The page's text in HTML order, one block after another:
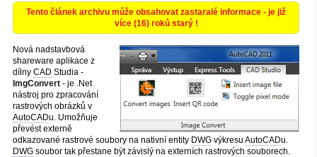
Tento článek archivu může obsahovat zastaralé informace - je již
více (16) roků starý !
Nová nadstavbová
shareware aplikace z
dílny CAD Studia -
ImgConvert - je .Net
nástroj pro zpracování
rastrových obrázků v
AutoCADu. Umožňuje
převést externě
odkazované rastrové soubory na nativní entity DWG výkresu AutoCADu.
DWG soubor tak přestane být závislý na externích rastrových souborech.